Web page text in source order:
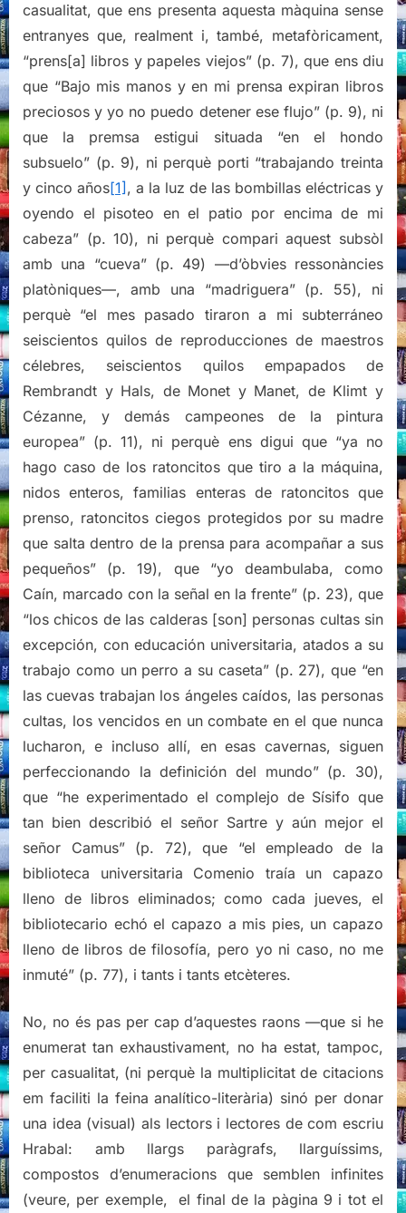
casualitat, que ens presenta aquesta màquina sense
entranyes que, realment i, també, metafòricament,
“prens[a] libros y papeles viejos” (p. 7), que ens diu
que “Bajo mis manos y en mi prensa expiran libros
preciosos y yo no puedo detener ese flujo” (p. 9), ni
que la premsa estigui situada “en el hondo
subsuelo” (p. 9), ni perquè porti “trabajando treinta
y cinco años[1] , a la luz de las bombillas eléctricas y
oyendo el pisoteo en el patio por encima de mi
cabeza” (p. 10), ni perquè compari aquest subsòl
amb una “cueva” (p. 49) —d’òbvies ressonàncies
platòniques—, amb una “madriguera” (p. 55), ni
perquè “el mes pasado tiraron a mi subterráneo
seiscientos quilos de reproducciones de maestros
célebres, seiscientos quilos empapados de
Rembrandt y Hals, de Monet y Manet, de Klimt y
Cézanne, y demás campeones de la pintura
europea” (p. 11), ni perquè ens digui que “ya no
hago caso de los ratoncitos que tiro a la máquina,
nidos enteros, familias enteras de ratoncitos que
prenso, ratoncitos ciegos protegidos por su madre
que salta dentro de la prensa para acompañar a sus
pequeños” (p. 19), que “yo deambulaba, como
Caín, marcado con la señal en la frente” (p. 23), que
“los chicos de las calderas [son] personas cultas sin
excepción, con educación universitaria, atados a su
trabajo como un perro a su caseta” (p. 27), que “en
las cuevas trabajan los ángeles caídos, las personas
cultas, los vencidos en un combate en el que nunca
lucharon, e incluso allí, en esas cavernas, siguen
perfeccionando la definición del mundo” (p. 30),
que “he experimentado el complejo de Sísifo que
tan bien describió el señor Sartre y aún mejor el
señor Camus” (p. 72), que “el empleado de la
biblioteca universitaria Comenio traía un capazo
lleno de libros eliminados; como cada jueves, el
bibliotecario echó el capazo a mis pies, un capazo
lleno de libros de filosofía, pero yo ni caso, no me
inmuté” (p. 77), i tants i tants etcèteres.
No, no és pas per cap d’aquestes raons —que si he
enumerat tan exhaustivament, no ha estat, tampoc,
per casualitat, (ni perquè la multiplicitat de citacions
em faciliti la feina analítico-literària) sinó per donar
una idea (visual) als lectors i lectores de com escriu
Hrabal: amb llargs paràgrafs, llarguíssims,
compostos d’enumeracions que semblen infinites
(veure, per exemple, el final de la pàgina 9 i tot el